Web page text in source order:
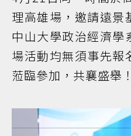
理高雄場，邀請遠景
中山大學政治經濟學
場活動均無須事先報
蒞臨參加，共襄盛舉！